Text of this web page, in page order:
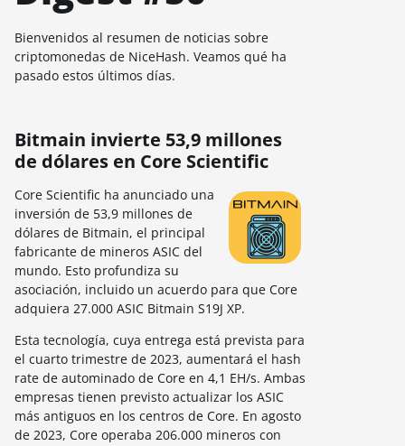
Bienvenidos al resumen de noticias sobre
criptomonedas de NiceHash. Veamos qué ha
pasado estos últimos días.
Bitmain invierte 53,9 millones
de dólares en Core Scientific
Core Scientific ha anunciado una
inversión de 53,9 millones de
dólares de Bitmain, el principal
fabricante de mineros ASIC del
mundo. Esto profundiza su
asociación, incluido un acuerdo para que Core
adquiera 27.000 ASIC Bitmain S19J XP.
Esta tecnología, cuya entrega está prevista para
el cuarto trimestre de 2023, aumentará el hash
rate de autominado de Core en 4,1 EH/s. Ambas
empresas tienen previsto actualizar los ASIC
más antiguos en los centros de Core. En agosto
de 2023, Core operaba 206.000 mineros con